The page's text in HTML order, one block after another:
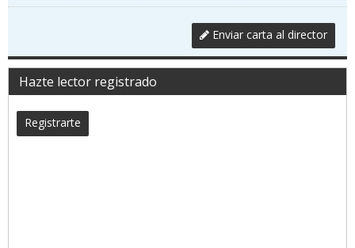
Enviar carta al director
Hazte lector registrado
Registrarte